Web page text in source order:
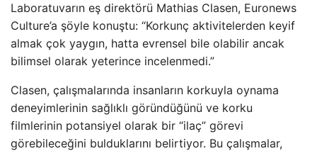
Laboratuvarın eş direktörü Mathias Clasen, Euronews
Culture’a şöyle konuştu: “Korkunç aktivitelerden keyif
almak çok yaygın, hatta evrensel bile olabilir ancak
bilimsel olarak yeterince incelenmedi.”
Clasen, çalışmalarında insanların korkuyla oynama
deneyimlerinin sağlıklı göründüğünü ve korku
filmlerinin potansiyel olarak bir “ilaç” görevi
görebileceğini bulduklarını belirtiyor. Bu çalışmalar,